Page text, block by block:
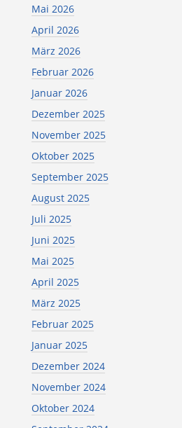
Mai 2026
April 2026
März 2026
Februar 2026
Januar 2026
Dezember 2025
November 2025
Oktober 2025
September 2025
August 2025
Juli 2025
Juni 2025
Mai 2025
April 2025
März 2025
Februar 2025
Januar 2025
Dezember 2024
November 2024
Oktober 2024